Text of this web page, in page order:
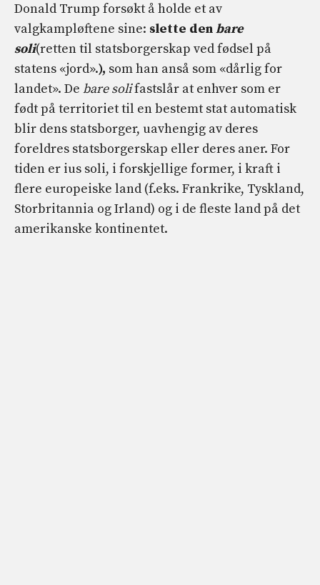
Donald Trump forsøkt å holde et av
valgkampløftene sine: slette denbare
soli(retten til statsborgerskap ved fødsel på
statens «jord».), som han anså som «dårlig for
landet». De bare solifastslår at enhver som er
født på territoriet til en bestemt stat automatisk
blir dens statsborger, uavhengig av deres
foreldres statsborgerskap eller deres aner. For
tiden er ius soli, i forskjellige former, i kraft i
flere europeiske land (f.eks. Frankrike, Tyskland,
Storbritannia og Irland) og i de fleste land på det
amerikanske kontinentet.